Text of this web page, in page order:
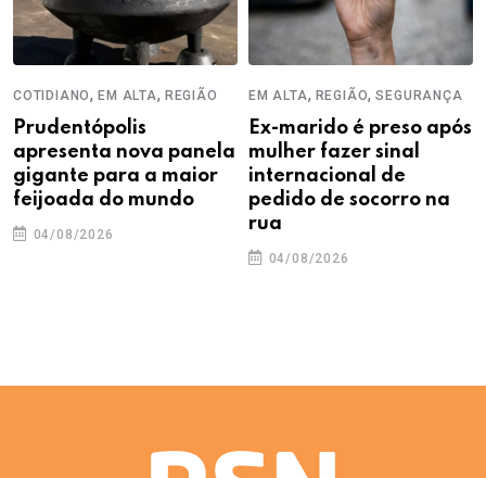
COTIDIANO,EM ALTA, REGIÃO
Prudentópolis
apresenta nova panela
gigante para a maior
feijoada do mundo
04/08/2026
EM ALTA, REGIÃO,SEGURANÇA
Ex-marido é preso após
mulher fazer sinal
internacional de
pedido de socorro na
rua
04/08/2026